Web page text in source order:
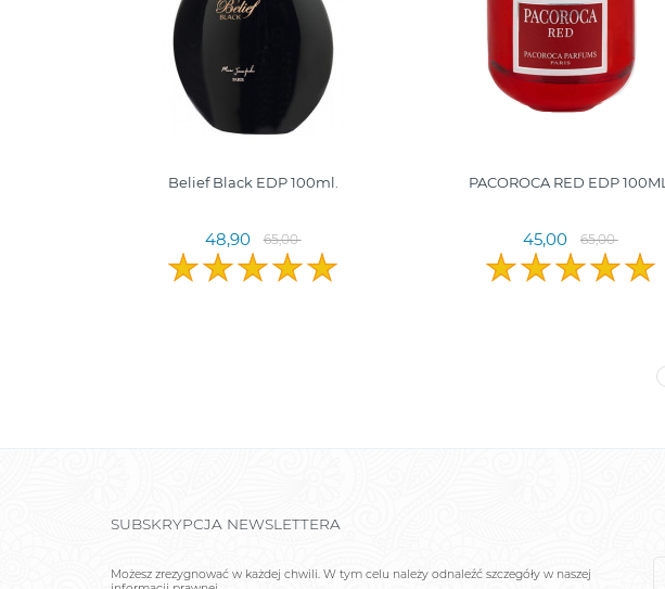
Belief Black EDP 100ml.
48,90 65,00
PACOROCA RED EDP 100ML.
45,00 65,00
SUBSKRYPCJA NEWSLETTERA
Możesz zrezygnować w każdej chwili. W tym celu należy odnaleźć szczegóły w naszej